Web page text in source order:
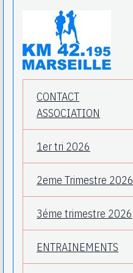
CONTACT
ASSOCIATION
1er tri 2026
2eme Trimestre 2026
3éme trimestre 2026
ENTRAINEMENTS